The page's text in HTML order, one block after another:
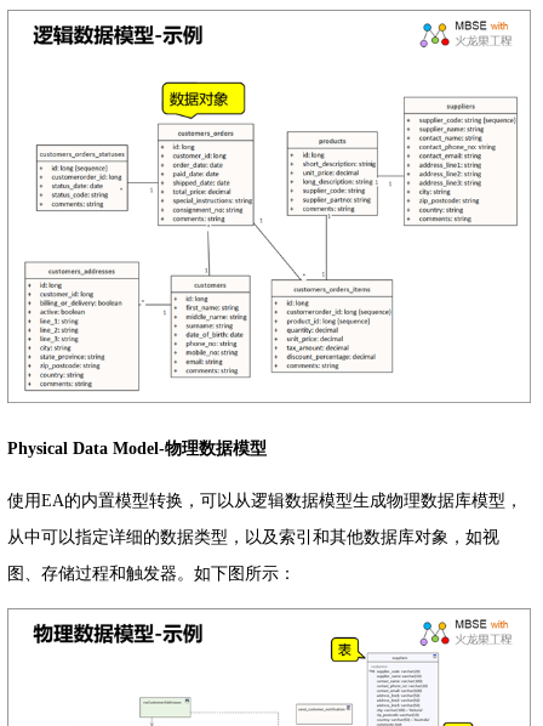
Physical Data Model-物理数据模型
使用EA的内置模型转换，可以从逻辑数据模型生成物理数据库模型，
从中可以指定详细的数据类型，以及索引和其他数据库对象，如视
图、存储过程和触发器。如下图所示：